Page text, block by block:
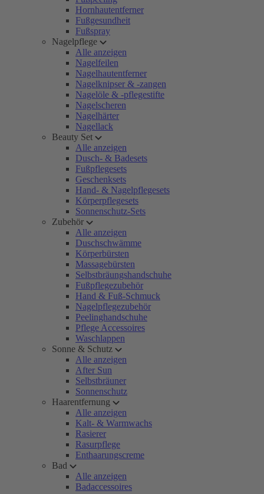
Hornhautentferner
Fußgesundheit
Fußspray
Nagelpflege
Alle anzeigen
Nagelfeilen
Nagelhautentferner
Nagelknipser & -zangen
Nagelöle & -pflegestifte
Nagelscheren
Nagelhärter
Nagellack
Beauty Set
Alle anzeigen
Dusch- & Badesets
Fußpflegesets
Geschenksets
Hand- & Nagelpflegesets
Körperpflegesets
Sonnenschutz-Sets
Zubehör
Alle anzeigen
Duschschwämme
Körperbürsten
Massagebürsten
Selbstbräungshandschuhe
Fußpflegezubehör
Hand & Fuß-Schmuck
Nagelpflegezubehör
Peelinghandschuhe
Pflege Accessoires
Waschlappen
Sonne & Schutz
Alle anzeigen
After Sun
Selbstbräuner
Sonnenschutz
Haarentfernung
Alle anzeigen
Kalt- & Warmwachs
Rasierer
Rasurpflege
Enthaarungscreme
Bad
Alle anzeigen
Badaccessoires